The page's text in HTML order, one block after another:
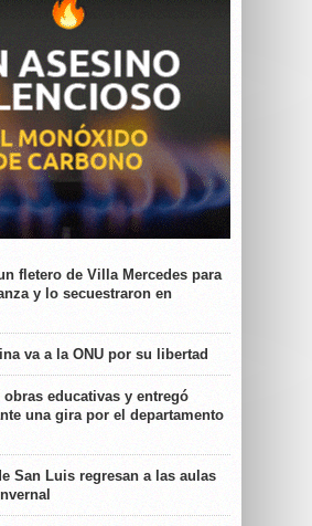
fletero de Villa Mercedes para
y lo secuestraron en
va a la ONU por su libertad
educativas y entregó
una gira por el departamento
San Luis regresan a las aulas